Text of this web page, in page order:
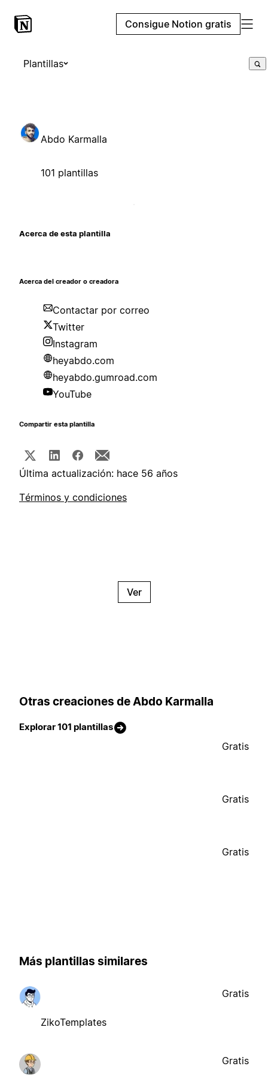
Consigue Notion gratis
Plantillas
Abdo Karmalla
101 plantillas
Acerca de esta plantilla
Acerca del creador o creadora
Contactar por correo
Twitter
Instagram
heyabdo.com
heyabdo.gumroad.com
YouTube
Compartir esta plantilla
Última actualización: hace 56 años
Términos y condiciones
Ver
Otras creaciones de Abdo Karmalla
Explorar 101 plantillas
Gratis
Gratis
Gratis
Más plantillas similares
ZikoTemplates
Gratis
Gratis